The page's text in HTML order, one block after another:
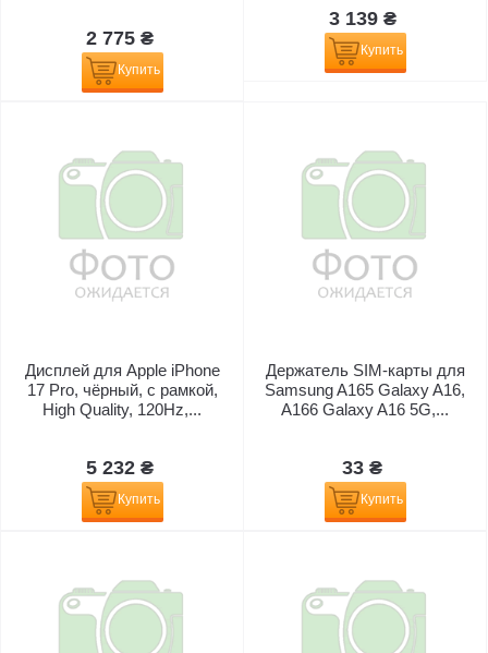
2 775 ₴
Купить
3 139 ₴
Купить
Дисплей для Apple iPhone
17 Pro, чёрный, с рамкой,
High Quality, 120Hz,...
5 232 ₴
Купить
Держатель SIM-карты для
Samsung A165 Galaxy A16,
A166 Galaxy A16 5G,...
33 ₴
Купить